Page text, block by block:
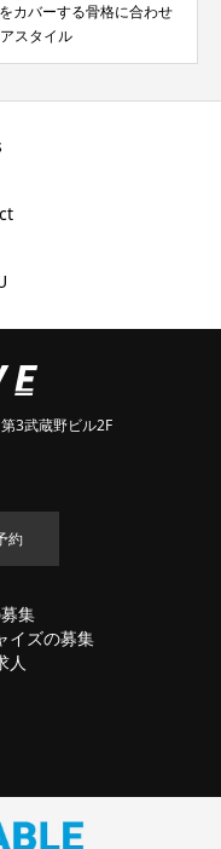
カバーする骨格に合わせ
スタイル
3武蔵野ビル2F
約
集
イズの募集
人